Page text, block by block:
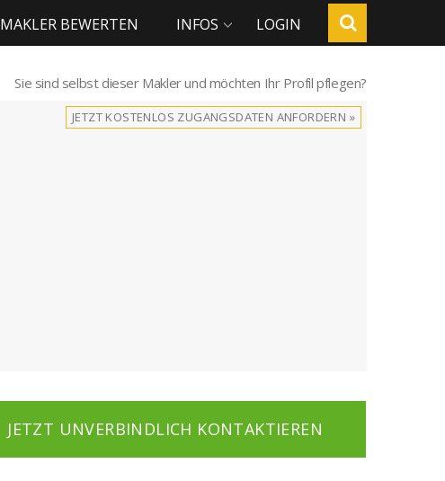
MAKLER BEWERTEN INFOS LOGIN
Sie sind selbst dieser Makler und möchten Ihr Profil pflegen?
JETZT KOSTENLOS ZUGANGSDATEN ANFORDERN »
JETZT UNVERBINDLICH KONTAKTIEREN